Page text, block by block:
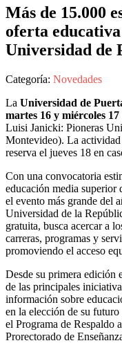
Más de 15.000
oferta
Universidad de
Categoría: Novedades
La Universidad de
martes 16 y miércoles
Luisi Janicki: Pioneras
Montevideo). La actividad
reserva el jueves 18 en
Con una convocatoria
educación media superior
el evento más grande del
Universidad de la
gratuita, busca acercar a
carreras, programas y
promoviendo el acceso
Desde su primera edición
de las principales
información sobre
en la elección de su
el Programa de Respaldo
Prorectorado de